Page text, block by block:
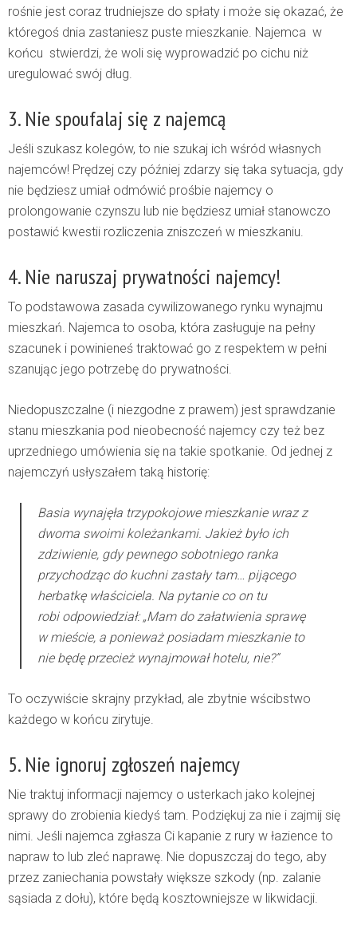
rośnie jest coraz trudniejsze do spłaty i może się okazać, że
któregoś dnia zastaniesz puste mieszkanie. Najemca w
końcu stwierdzi, że woli się wyprowadzić po cichu niż
uregulować swój dług.
3. Nie spoufalaj się z najemcą
Jeśli szukasz kolegów, to nie szukaj ich wśród własnych
najemców! Prędzej czy później zdarzy się taka sytuacja, gdy
nie będziesz umiał odmówić prośbie najemcy o
prolongowanie czynszu lub nie będziesz umiał stanowczo
postawić kwestii rozliczenia zniszczeń w mieszkaniu.
4. Nie naruszaj prywatności najemcy!
To podstawowa zasada cywilizowanego rynku wynajmu
mieszkań. Najemca to osoba, która zasługuje na pełny
szacunek i powinieneś traktować go z respektem w pełni
szanując jego potrzebę do prywatności.
Niedopuszczalne (i niezgodne z prawem) jest sprawdzanie
stanu mieszkania pod nieobecność najemcy czy też bez
uprzedniego umówienia się na takie spotkanie. Od jednej z
najemczyń usłyszałem taką historię:
Basia wynajęła trzypokojowe mieszkanie wraz z
dwoma swoimi koleżankami. Jakież było ich
zdziwienie, gdy pewnego sobotniego ranka
przychodząc do kuchni zastały tam… pijącego
herbatkę właściciela. Na pytanie co on tu
robi odpowiedział: „Mam do załatwienia sprawę
w mieście, a ponieważ posiadam mieszkanie to
nie będę przecież wynajmował hotelu, nie?”
To oczywiście skrajny przykład, ale zbytnie wścibstwo
każdego w końcu zirytuje.
5. Nie ignoruj zgłoszeń najemcy
Nie traktuj informacji najemcy o usterkach jako kolejnej
sprawy do zrobienia kiedyś tam. Podziękuj za nie i zajmij się
nimi. Jeśli najemca zgłasza Ci kapanie z rury w łazience to
napraw to lub zleć naprawę. Nie dopuszczaj do tego, aby
przez zaniechania powstały większe szkody (np. zalanie
sąsiada z dołu), które będą kosztowniejsze w likwidacji.